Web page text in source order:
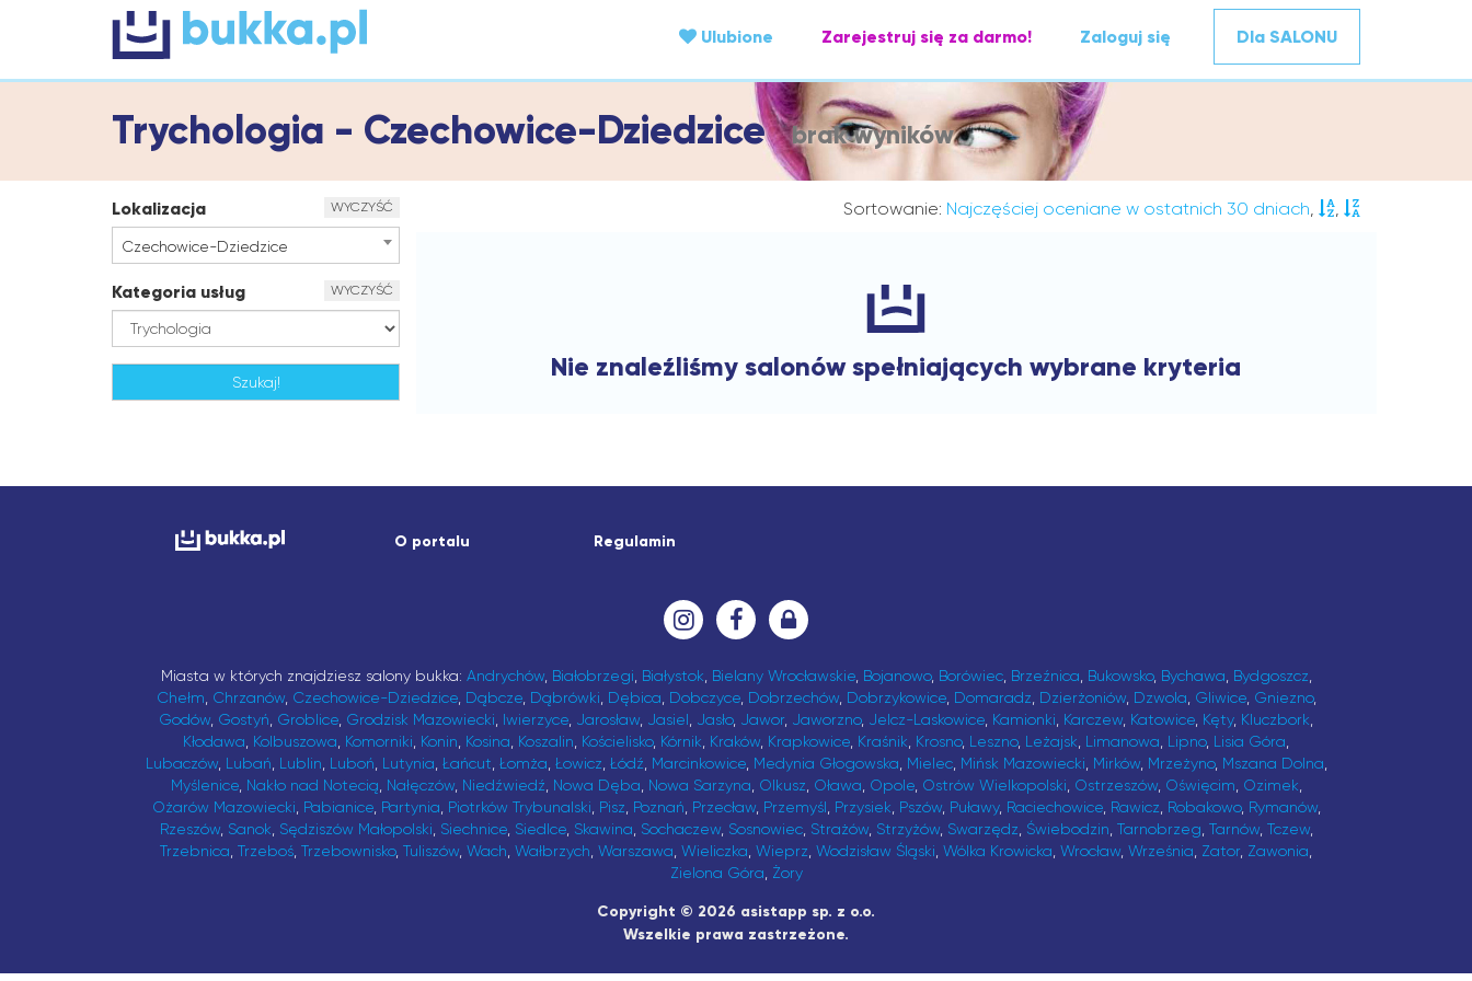
Ulubione Zarejestruj się za darmo! Zaloguj się Dla SALONU
Trychologia - Czechowice-Dziedzice brak wyników
Lokalizacja WYCZYŚĆ
Czechowice-Dziedzice
Kategoria usług WYCZYŚĆ
Sortowanie: Najczęściej oceniane w ostatnich 30 dniach, ,
Nie znaleźliśmy salonów spełniających wybrane kryteria
O portalu Regulamin
Miasta w których znajdziesz salony bukka: Andrychów, Białobrzegi Białystok Bielany Wrocławskie, Bojanowo, Borówiec, Brzeźnica Bukowsko, Bychawa Bydgoszcz
Chełm Chrzanów, Czechowice-Dziedzice, Dąbcze, Dąbrówki Dębica Dobczyce, Dobrzechów, Dobrzykowice, Domaradz Dzierżoniów, Dzwola Gliwice, Gniezno,
Godów Gostyń Groblice Grodzisk Mazowiecki Iwierzyce Jarosław Jasiel Jasło, Jawor Jaworzno, Jelcz-Laskowice Kamionki Karczew Katowice Kęty, Kluczbork
Kłodawa Kolbuszowa Komorniki Konin Kosina Koszalin Kościelisko, Kórnik Kraków Krapkowice Kraśnik Krosno, Leszno, Leżajsk Limanowa Lipno, Lisia Góra
Lubaczów, Lubań Lublin Luboń Lutynia Łańcut Łomża Łowicz Łódź Marcinkowice, Medynia Głogowska Mielec, Mińsk Mazowiecki Mirków, Mrzeżyno, Mszana Dolna
Myślenice, Nakło nad Notecią Nałęczów, Niedźwiedź Nowa Dęba Nowa Sarzyna Olkusz Oława Opole, Ostrów Wielkopolski Ostrzeszów, Oświęcim Ozimek
Ożarów Mazowiecki Pabianice, Partynia Piotrków Trybunalski Pisz Poznań Przecław, Przemyśl Przysiek Pszów, Puławy, Raciechowice, Rawicz Robakowo, Rymanów,
Rzeszów, Sanok Sędziszów Małopolski Siechnice, Siedlce, Skawina Sochaczew, Sosnowiec, Strażów, Strzyżów, Swarzędz Świebodzin Tarnobrzeg Tarnów, Tczew,
Trzebnica Trzeboś Trzebownisko, Tuliszów Wach Wałbrzych Warszawa Wieliczka Wieprz Wodzisław Śląski Wólka Krowicka Wrocław Września Zator Zawonia
Zielona Góra Żory
Copyright © 2026 asistapp sp. z o.o.
Wszelkie prawa zastrzeżone.